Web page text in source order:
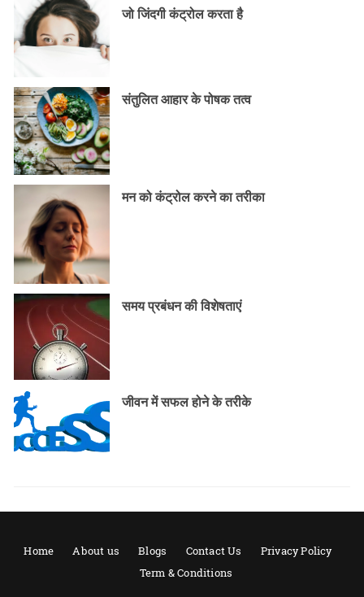
जो जिंदगी कंट्रोल करता है
संतुलित आहार के पोषक तत्व
मन को कंट्रोल करने का तरीका
समय प्रबंधन की विशेषताएं
जीवन में सफल होने के तरीके
Home About us Blogs Contact Us
Privacy Policy
Term & Conditions